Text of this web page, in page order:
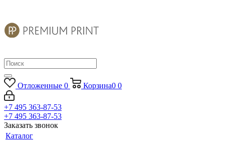
Отложенные 0 Корзина0 0
+7 495 363-87-53
+7 495 363-87-53
Заказать звонок
Каталог